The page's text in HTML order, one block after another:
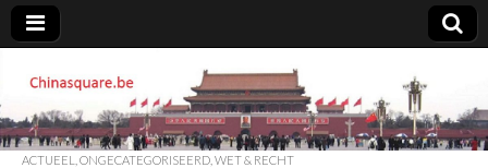
Chinasquare.be
ACTUEEL ONGECATEGORISEERD WET & RECHT